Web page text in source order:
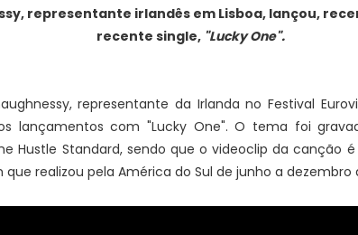
representante irlandês em Lisboa, lançou,
recente single, "Lucky One".
representante da Irlanda no Festival
lançamentos com "Lucky One". O tema foi
Hustle Standard, sendo que o videoclip da canção
realizou pela América do Sul de junho a dezembro